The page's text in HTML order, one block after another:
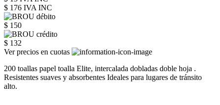
$ 176 IVA INC
$ 150
$ 132
Ver precios en cuotas
200 toallas papel toalla Elite, intercalada dobladas doble hoja .
Resistentes suaves y absorbentes Ideales para lugares de tránsito
alto.